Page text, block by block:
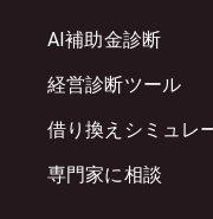
AI補助金診断
経営診断ツール
借り換えシミュレ
専門家に相談